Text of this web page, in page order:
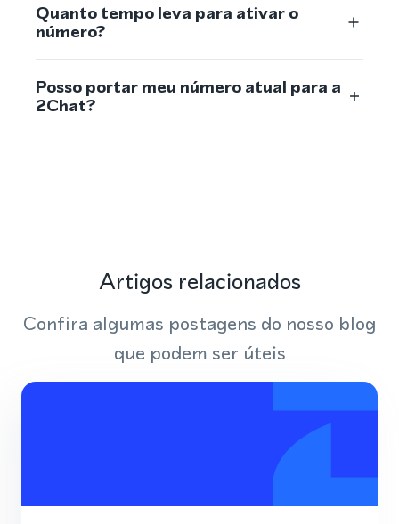
Quanto tempo leva para ativar o
número?
Posso portar meu número atual para a
2Chat?
Artigos relacionados
Confira algumas postagens do nosso blog
que podem ser úteis